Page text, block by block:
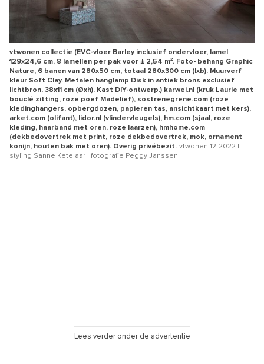
vtwonen collectie (EVC-vloer Barley inclusief ondervloer, lamel
129x24,6 cm, 8 lamellen per pak voor ± 2,54 m². Foto- behang Graphic
Nature, 6 banen van 280x50 cm, totaal 280x300 cm (lxb). Muurverf
kleur Soft Clay. Metalen hanglamp Disk in antiek brons exclusief
lichtbron, 38x11 cm (Øxh). Kast DIY-ontwerp.) karwei.nl (kruk Laurie met
bouclé zitting, roze poef Madelief), sostrenegrene.com (roze
kledinghangers, opbergdozen, papieren tas, ansichtkaart met kers),
arket.com (olifant), lidor.nl (vlindervleugels), hm.com (sjaal, roze
kleding, haarband met oren, roze laarzen), hmhome.com
(dekbedovertrek met print, roze dekbedovertrek, mok, ornament
konijn, houten bak met oren). Overig privébezit. vtwonen 12-2022 |
styling Sanne Ketelaar | fotografie Peggy Janssen
Lees verder onder de advertentie